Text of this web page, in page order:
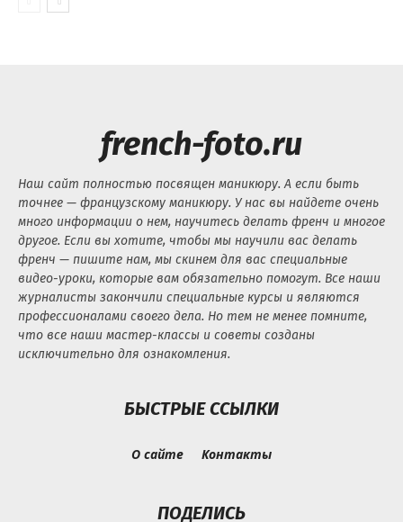
french-foto.ru
Наш сайт полностью посвящен маникюру. А если быть
точнее — французскому маникюру. У нас вы найдете очень
много информации о нем, научитесь делать френч и многое
другое. Если вы хотите, чтобы мы научили вас делать
френч — пишите нам, мы скинем для вас специальные
видео-уроки, которые вам обязательно помогут. Все наши
журналисты закончили специальные курсы и являются
профессионалами своего дела. Но тем не менее помните,
что все наши мастер-классы и советы созданы
исключительно для ознакомления.
БЫСТРЫЕ ССЫЛКИ
О сайте Контакты
ПОДЕЛИСЬ